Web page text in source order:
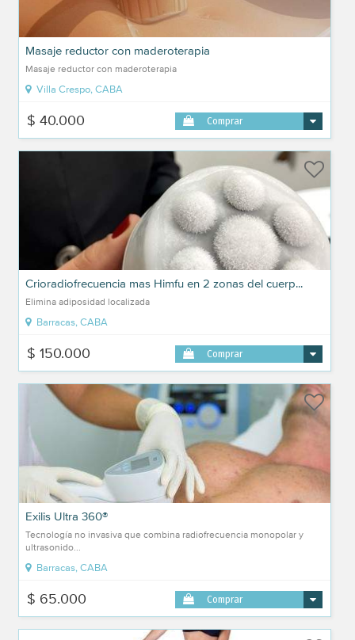
Masaje reductor con maderoterapia
Masaje reductor con maderoterapia
Villa Crespo, CABA
$ 40.000 Comprar
Crioradiofrecuencia mas Himfu en 2 zonas del cuerp...
Elimina adiposidad localizada
Barracas, CABA
$ 150.000 Comprar
Exilis Ultra 360®
Tecnología no invasiva que combina radiofrecuencia monopolar y
ultrasonido...
Barracas, CABA
$ 65.000 Comprar